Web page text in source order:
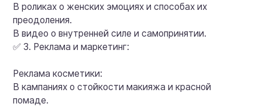
В роликах о женских эмоциях и способах их
преодоления.
В видео о внутренней силе и самопринятии.
✅ 3. Реклама и маркетинг:
Реклама косметики:
В кампаниях о стойкости макияжа и красной
помаде.